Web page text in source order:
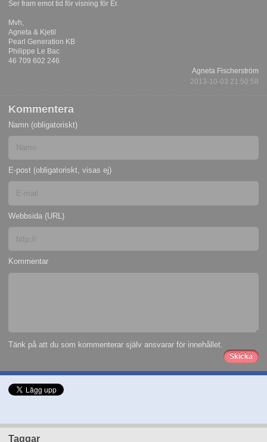
Ser fram emot tid för visning för Er.
Mvh,
Agneta & Kjetil
Pearl Generation KB
Philippe Le Bac
46 709 602 246
Agneta Fischerström
2013-10-03 21:50:58
Kommentera
Namn (obligatoriskt)
E-post (obligatoriskt, visas ej)
Webbsida (URL)
Kommentar
Tänk på att du som kommenterar själv ansvarar för innehållet.
Taggar